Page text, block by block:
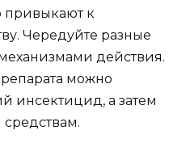
привыкают к
Чередуйте разные
действия.
можно
инсектицид, а затем